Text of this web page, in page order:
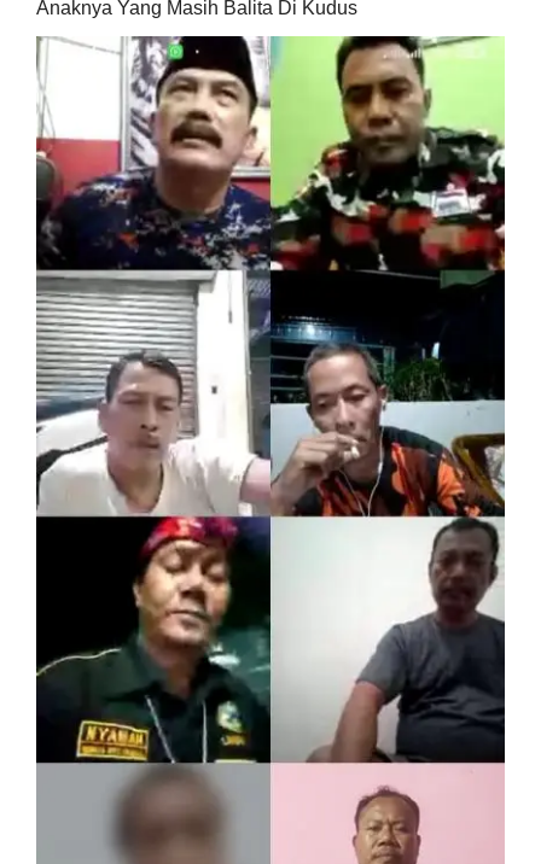
Anaknya Yang Masih Balita Di Kudus